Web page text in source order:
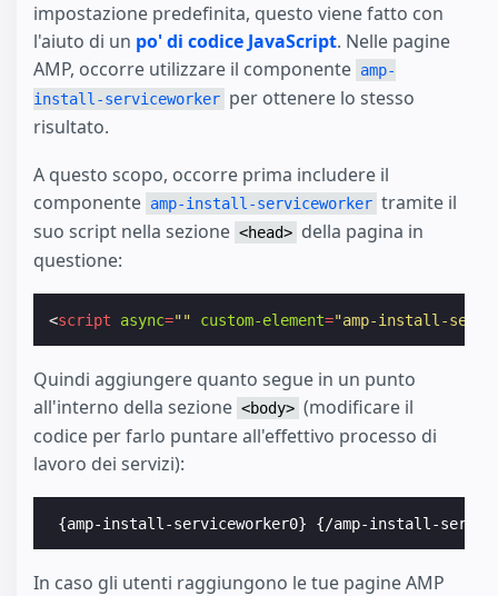
impostazione predefinita, questo viene fatto con
l'aiuto di un po' di codice JavaScript. Nelle pagine
AMP, occorre utilizzare il componente amp-
install-serviceworker per ottenere lo stesso
risultato.
A questo scopo, occorre prima includere il
componente amp-install-serviceworker tramite il
suo script nella sezione <head> della pagina in
questione:
<script async="" custom-element="amp-install-
Quindi aggiungere quanto segue in un punto
all'interno della sezione <body> (modificare il
codice per farlo puntare all'effettivo processo di
lavoro dei servizi):
In caso gli utenti raggiungono le tue pagine AMP